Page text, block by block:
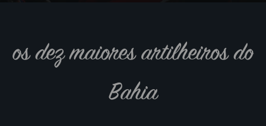
os dez maiores artilheiros do
Bahia